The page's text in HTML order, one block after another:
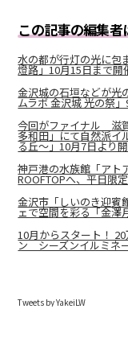
この記事の編集
水の都が行灯の光に包
燈路」10月15日まで開
金沢城の石垣などが
ムラボ 金沢城 光の祭
今回がファイナル 滋
多和⽥」にて自然派イ
る丘～」10月7日より
神戸港の水族館「アト
ROOFTOPへ、平日限
金沢市「しいのき迎賓
ェで空間を彩る「金澤
10月からスタート！
ン シーズンイルミネ
Tweets by YakeiLW